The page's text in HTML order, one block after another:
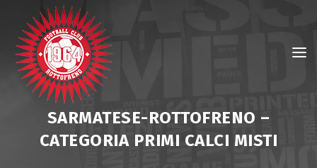
SARMATESE-ROTTOFRENO –
CATEGORIA PRIMI CALCI MISTI